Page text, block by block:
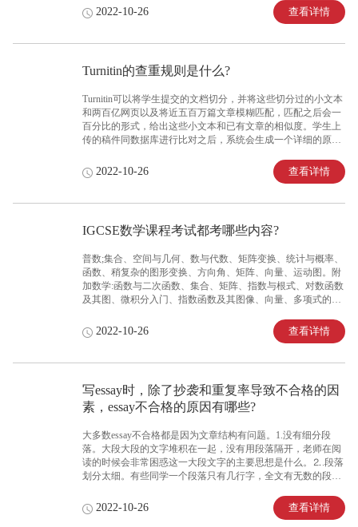
通常要写2-4个段落。
2022-10-26 查看详情
Turnitin的查重规则是什么?
Turnitin可以将学生提交的文档切分，并将这些切分过的小文本
和两百亿网页以及将近五百万篇文章模糊匹配，匹配之后会一
百分比的形式，给出这些小文本和已有文章的相似度。学生上
传的稿件同数据库进行比对之后，系统会生成一个详细的原创
程度严重的抄袭会被标记为红色，重度抄袭则是橙色，标记的
同时会在文档的—侧列出相似部分的来源。所以Turnitin的查重
重复率。
2022-10-26 查看详情
IGCSE数学课程考试都考哪些内容?
普数;集合、空间与几何、数与代数、矩阵变换、统计与概率、
函数、稍复杂的图形变换、方向角、矩阵、向量、运动图。附
加数学:函数与二次函数、集合、矩阵、指数与根式、对数函数
及其图、微积分入门、指数函数及其图像、向量、多项式的计
2022-10-26 查看详情
写essay时，除了抄袭和重复率导致不合格的因
素，essay不合格的原因有哪些?
大多数essay不合格都是因为文章结构有问题。1.没有细分段
落。大段大段的文字堆积在一起，没有用段落隔开，老师在阅
读的时候会非常困惑这一大段文字的主要思想是什么。⒉.段落
划分太细。有些同学一个段落只有几行字，全文有无数的段
到段落的要点。3.段落间没有逻辑。这种就是文章也分段落
了，但每个段落主题或者主要观点间没有联系，全文像是被分
2022-10-26 查看详情